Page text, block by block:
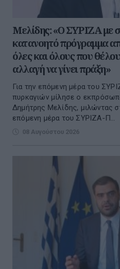
Μελίδης: «Ο ΣΥΡΙΖΑ με
κατανοητό πρόγραμμα
όλες και όλους που
αλλαγή να γίνει πράξη»
Για την επόμενη μέρα του
πυρκαγιών μίλησε ο
Δημήτρης Μελίδης, μιλώντας
επόμενη μέρα του ΣΥΡΙΖΑ-Π...
08 Αυγούστου 2026